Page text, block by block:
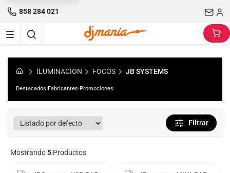
858 284 021
ILUMINACION FOCOS JB SYSTEMS
Destacados·Fabricantes·Promociones
Filtrar
Mostrando5 Productos